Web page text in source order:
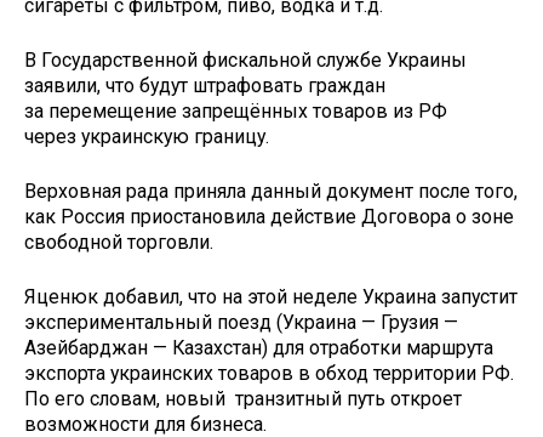
сигареты с фильтром, пиво, водка и т.д.
В Государственной фискальной службе Украины
заявили, что будут штрафовать граждан
за перемещение запрещённых товаров из РФ
через украинскую границу.
Верховная рада приняла данный документ после того,
как Россия приостановила действие Договора о зоне
свободной торговли.
Яценюк добавил, что на этой неделе Украина запустит
экспериментальный поезд (Украина — Грузия —
Азейбарджан — Казахстан) для отработки маршрута
экспорта украинских товаров в обход территории РФ.
По его словам, новый транзитный путь откроет
возможности для бизнеса.